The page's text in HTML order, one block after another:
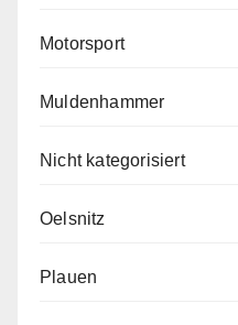
Motorsport
Muldenhammer
Nicht kategorisiert
Oelsnitz
Plauen